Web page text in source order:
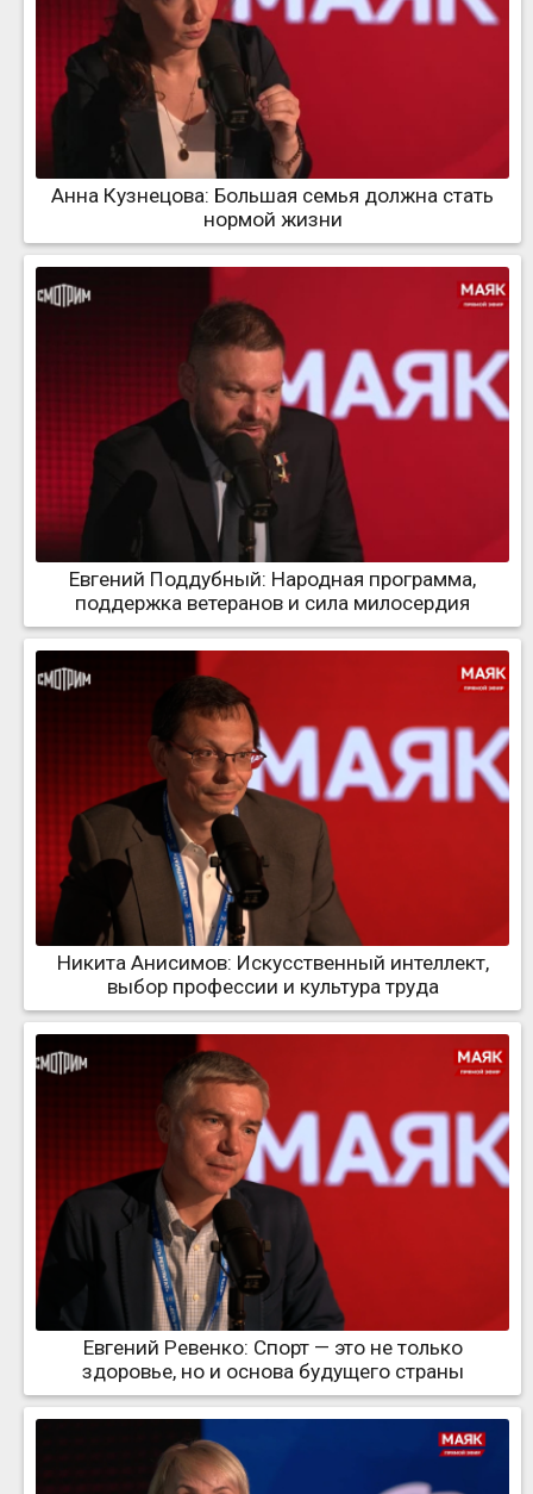
Анна Кузнецова: Большая семья должна стать
нормой жизни
Евгений Поддубный: Народная программа,
поддержка ветеранов и сила милосердия
Никита Анисимов: Искусственный интеллект,
выбор профессии и культура труда
Евгений Ревенко: Спорт — это не только
здоровье, но и основа будущего страны